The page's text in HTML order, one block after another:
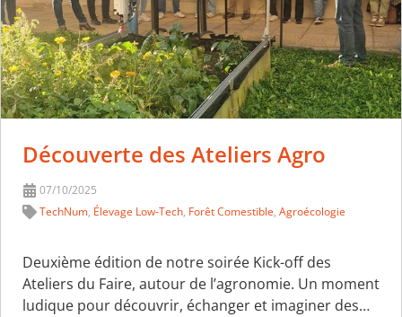
Découverte des Ateliers Agro
07/10/2025
TechNum, Élevage Low-Tech, Forêt Comestible,Agroécologie
Deuxième édition de notre soirée Kick-off des
Ateliers du Faire, autour de l’agronomie. Un moment
ludique pour découvrir, échanger et imaginer des…